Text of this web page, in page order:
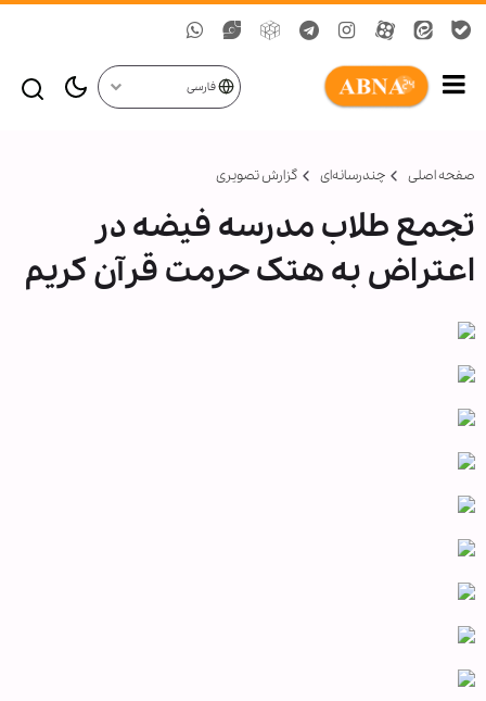
فارسی
صفحه اصلی چندرسانه‌ای گزارش تصويری
تجمع طلاب مدرسه فیضه در
اعتراض به هتک حرمت قرآن کریم